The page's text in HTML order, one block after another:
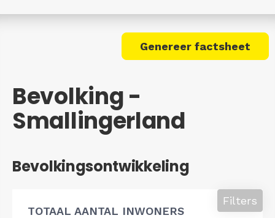
Genereer factsheet
Bevolking -
Smallingerland
Bevolkingsontwikkeling
TOTAAL AANTAL INWONERS
Filters